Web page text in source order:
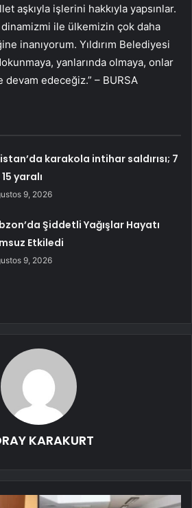
aşkıyla işlerini hakkıyla yapsınlar.
ile ülkemizin çok daha
inanıyorum. Yıldırım Belediyesi
yanlarında olmaya, onlar
edeceğiz.” – BURSA
karakola intihar saldırısı; 7
yaralı
9, 2026
Şiddetli Yağışlar Hayatı
Etkiledi
9, 2026
KARAKURT